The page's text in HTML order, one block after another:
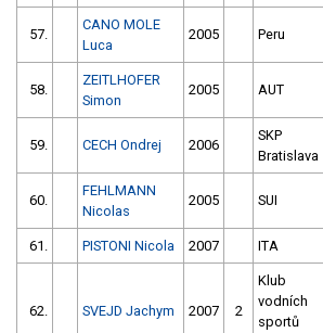
57.
CANO MOLE
Luca
2005 Peru
58.
ZEITLHOFER
Simon
2005 AUT
59. CECH Ondrej 2006
SKP
Bratislava
60.
FEHLMANN
Nicolas
2005 SUI
61. PISTONI Nicola 2007 ITA
62. SVEJD Jachym 2007 2
Klub
vodních
sportů